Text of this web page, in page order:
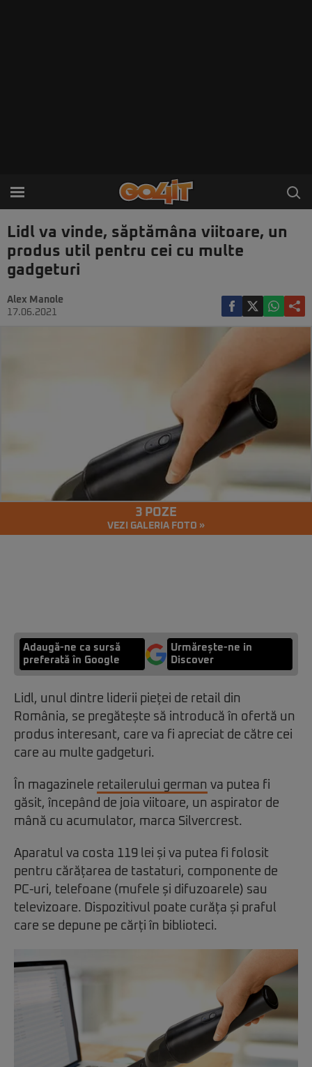
Lidl va vinde, săptămâna viitoare, un
produs util pentru cei cu multe
gadgeturi
Alex Manole
17.06.2021
3 POZE
VEZI GALERIA FOTO »
Adaugă-ne ca sursă
preferată în Google
Urmărește-ne in
Discover
Lidl, unul dintre liderii pieței de retail din
România, se pregătește să introducă în ofertă un
produs interesant, care va fi apreciat de către cei
care au multe gadgeturi.
În magazinele retailerului german va putea fi
găsit, începând de joia viitoare, un aspirator de
mână cu acumulator, marca Silvercrest.
Aparatul va costa 119 lei și va putea fi folosit
pentru cărățarea de tastaturi, componente de
PC-uri, telefoane (mufele și difuzoarele) sau
televizoare. Dispozitivul poate curăța și praful
care se depune pe cărți în biblioteci.